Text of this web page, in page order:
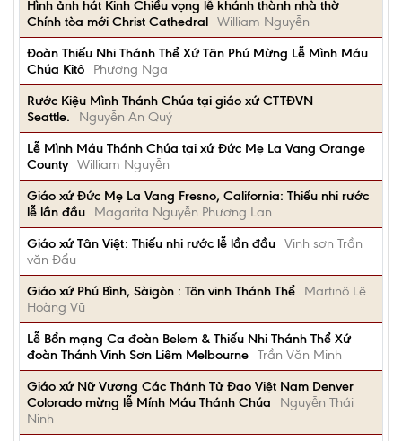
Hình ảnh hát Kinh Chiều vọng lễ khánh thành nhà thờ
Chính tòa mới Christ Cathedral William Nguyễn
Đoàn Thiếu Nhi Thánh Thể Xứ Tân Phú Mừng Lễ Mình Máu
Chúa Kitô
Phương Nga
Rước Kiệu Mình Thánh Chúa tại giáo xứ CTTĐVN
Seattle.
Nguyễn An Quý
Lễ Mình Máu Thánh Chúa tại xứ Đức Mẹ La Vang Orange
County William Nguyễn
Giáo xứ Đức Mẹ La Vang Fresno, California: Thiếu nhi rước
lễ lần đầu
Magarita Nguyễn Phương Lan
Giáo xứ Tân Việt: Thiếu nhi rước lễ lần đầu Vinh sơn Trần
văn Đẩu
Giáo xứ Phú Bình, Sàigòn : Tôn vinh Thánh Thể
Martinô Lê
Hoàng Vũ
Lễ Bổn mạng Ca đoàn Belem & Thiếu Nhi Thánh Thể Xứ
đoàn Thánh Vinh Sơn Liêm Melbourne Trần Văn Minh
Giáo xứ Nữ Vương Các Thánh Tử Đạo Việt Nam Denver
Colorado mừng lễ Mính Máu Thánh Chúa
Nguyễn Thái
Ninh